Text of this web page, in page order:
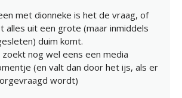
met dionneke is het de vraag, of
alles uit een grote (maar inmiddels
duim komt.
zoekt nog wel eens een media
(en valt dan door het ijs, als er
wordt)